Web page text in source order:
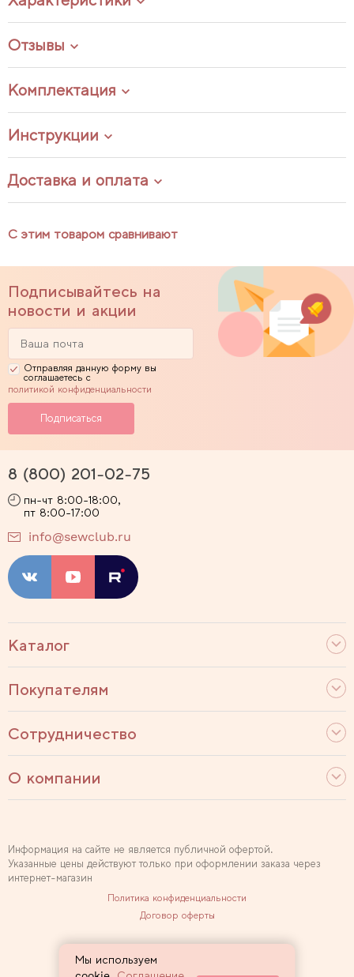
Отзывы
Комплектация
Инструкции
Доставка и оплата
С этим товаром сравнивают
Подписывайтесь на
новости и акции
Отправляя данную форму вы
соглашаетесь с
политикой конфиденциальности
Каталог
Покупателям
Сотрудничество
О компании
8 (800) 201-02-75
пн-чт 8:00-18:00,
пт 8:00-17:00
info@sewclub.ru
Информация на сайте не является публичной офертой.
Указанные цены действуют только при оформлении заказа через
интернет-магазин
Политика конфиденциальности
Договор оферты
Мы используем